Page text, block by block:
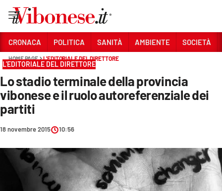
Sezioni
CRONACA
POLITICA
SOCIETÀ
CULTURA
CRONACA POLITICA SANITÀ AMBIENTE SOCIETÀ
HOME PAGE L'EDITORIALE DEL DIRETTORE
L'EDITORIALE DEL DIRETTORE
Lo stadio terminale della provincia
vibonese e il ruolo autoreferenziale dei
partiti
18 novembre 2015 10:56